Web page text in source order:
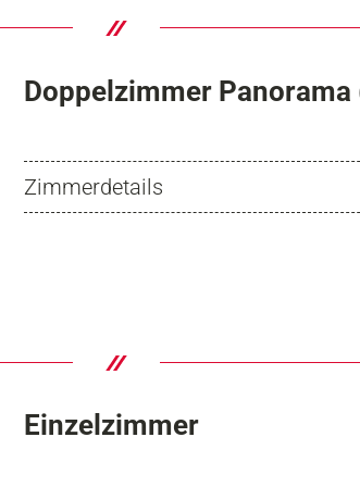
Doppelzimmer Panorama
Zimmerdetails
Einzelzimmer